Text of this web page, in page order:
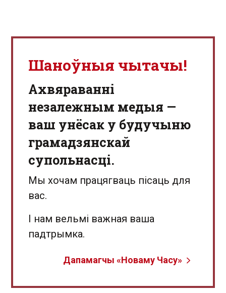
Шаноўныя чытачы!
Aхвяраванні
незалежным медыя —
ваш унёсак у будучыню
грамадзянскай
супольнасці.
Мы хочам працягваць пісаць для
вас.
І нам вельмі важная ваша
падтрымка.
Дапамагчы «Новаму Часу»